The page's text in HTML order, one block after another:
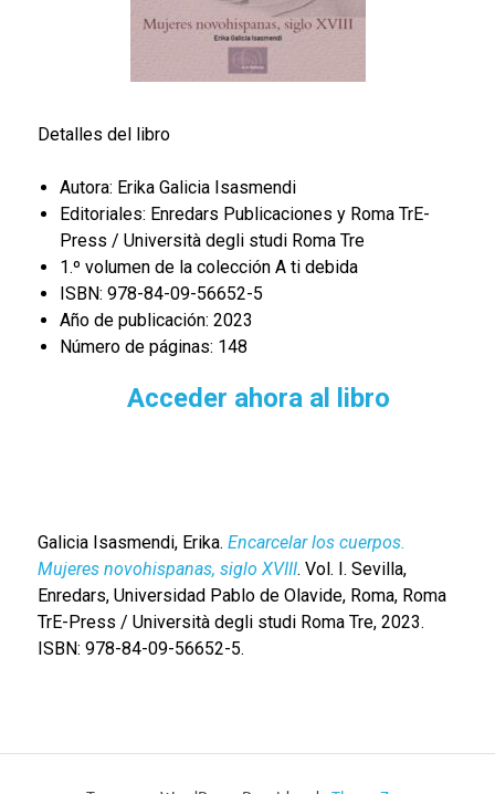
Detalles del libro
Autora: Erika Galicia Isasmendi
Editoriales: Enredars Publicaciones y Roma TrE-
Press / Università degli studi Roma Tre
1.º volumen de la colección A ti debida
ISBN: 978-84-09-56652-5
Año de publicación: 2023
Número de páginas: 148
Acceder ahora al libro
Galicia Isasmendi, Erika. Encarcelar los cuerpos.
Mujeres novohispanas, siglo XVIII. Vol. I. Sevilla,
Enredars, Universidad Pablo de Olavide, Roma, Roma
TrE-Press / Università degli studi Roma Tre, 2023.
ISBN: 978-84-09-56652-5.